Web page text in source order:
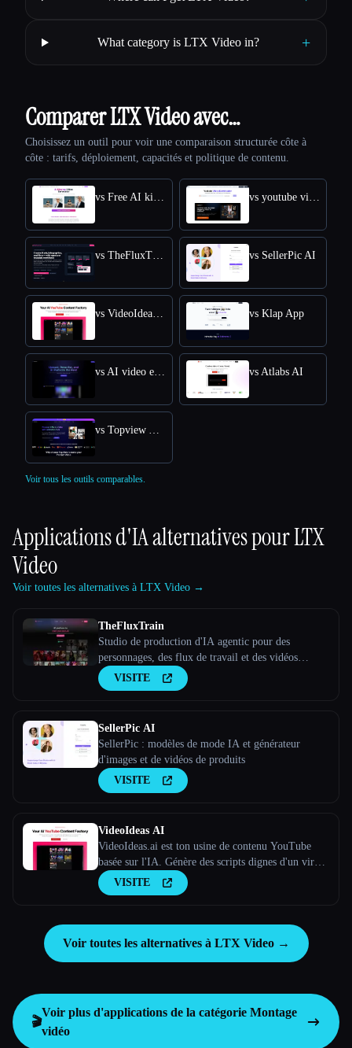
What category is LTX Video in? +
Comparer LTX Video avec…
Choisissez un outil pour voir une comparaison structurée côte à
côte : tarifs, déploiement, capacités et politique de contenu.
vs Free AI kissing video generator vs youtube video downloader
vs TheFluxTrain vs SellerPic AI
vs VideoIdeas AI vs Klap App
vs AI video editor vs Atlabs AI
vs Topview AI URL to Video
Voir tous les outils comparables.
Applications d'IA alternatives pourLTX
Video
Voir toutes les alternatives à LTX Video →
TheFluxTrain
Studio de production d'IA agentic pour des
personnages, des flux de travail et des vidéos
cohérents
VISITE
SellerPic AI
SellerPic : modèles de mode IA et générateur
d'images et de vidéos de produits
VISITE
VideoIdeas AI
VideoIdeas.ai est ton usine de contenu YouTube
basée sur l'IA. Génère des scripts dignes d'un virus,
de nouvelles idées de vidéos et du contenu captivant
en quelques minutes.
VISITE
Voir toutes les alternatives à LTX Video →
🎬
Voir plus d'applications de la catégorie Montage
vidéo